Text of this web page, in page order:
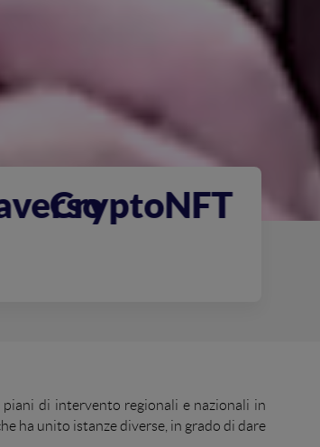
SanitàDigitale
di intervento regionali e nazionali in
ha unito istanze diverse, in grado di dare